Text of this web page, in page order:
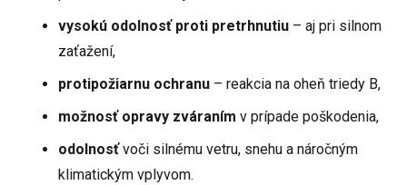
vysokú odolnosť proti pretrhnutiu – aj pri silnom
zaťažení,
protipožiarnu ochranu – reakcia na oheň triedy B,
možnosť opravy zváraním v prípade poškodenia,
odolnosťvoči silnému vetru, snehu a náročným
klimatickým vplyvom.